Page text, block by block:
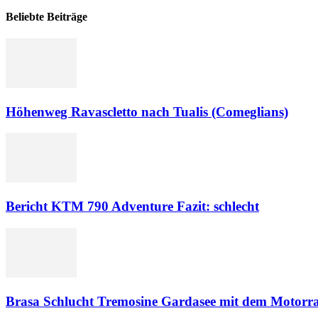
Beliebte Beiträge
Höhenweg Ravascletto nach Tualis (Comeglians)
Bericht KTM 790 Adventure Fazit: schlecht
Brasa Schlucht Tremosine Gardasee mit dem